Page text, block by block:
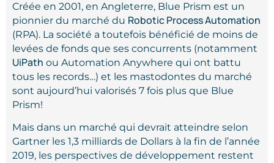
Créée en 2001, en Angleterre, Blue Prism est un
pionnier du marché du Robotic Process Automation
(RPA). La société a toutefois bénéficié de moins de
levées de fonds que ses concurrents (notamment
UiPath ou Automation Anywhere qui ont battu
tous les records…) et les mastodontes du marché
sont aujourd’hui valorisés 7 fois plus que Blue
Prism!
Mais dans un marché qui devrait atteindre selon
Gartner les 1,3 milliards de Dollars à la fin de l’année
2019, les perspectives de développement restent